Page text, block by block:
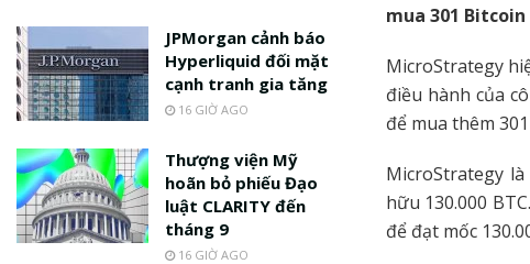
mua 301
MicroStrategy
điều hành của
để mua thêm
MicroStrategy
hữu 130.000
để đạt mốc
JPMorgan cảnh báo
Hyperliquid đối mặt
cạnh tranh gia tăng
16 GIỜ AGO
Thượng viện Mỹ
hoãn bỏ phiếu Đạo
luật CLARITY đến
tháng 9
16 GIỜ AGO